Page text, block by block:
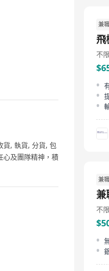
貨, 執貨, 分貨, 包
心及團隊精神，積
兼
飛
不
兼
兼
不